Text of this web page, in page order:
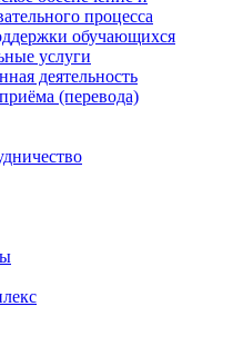
процесса
обучающихся
услуги
деятельность
(перевода)